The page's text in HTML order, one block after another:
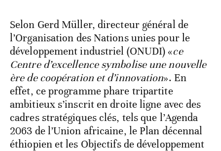
Selon Gerd Müller, directeur général de
l’Organisation des Nations unies pour le
développement industriel (ONUDI) «ce
Centre d’excellence symbolise une nouvelle
ère de coopération et d’innovation». En
effet, ce programme phare tripartite
ambitieux s’inscrit en droite ligne avec des
cadres stratégiques clés, tels que l’Agenda
2063 de l’Union africaine, le Plan décennal
éthiopien et les Objectifs de développement